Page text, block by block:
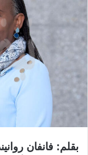
ر
ي
د
ا
و
بقلم: فانفان